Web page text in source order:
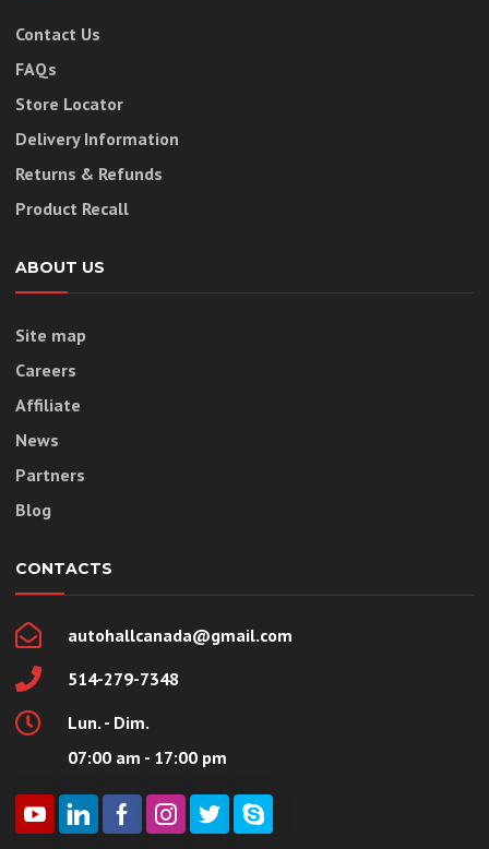
Contact Us
FAQs
Store Locator
Delivery Information
Returns & Refunds
Product Recall
ABOUT US
Site map
Careers
Affiliate
News
Partners
Blog
CONTACTS
autohallcanada@gmail.com
514-279-7348
Lun. - Dim.
07:00 am - 17:00 pm